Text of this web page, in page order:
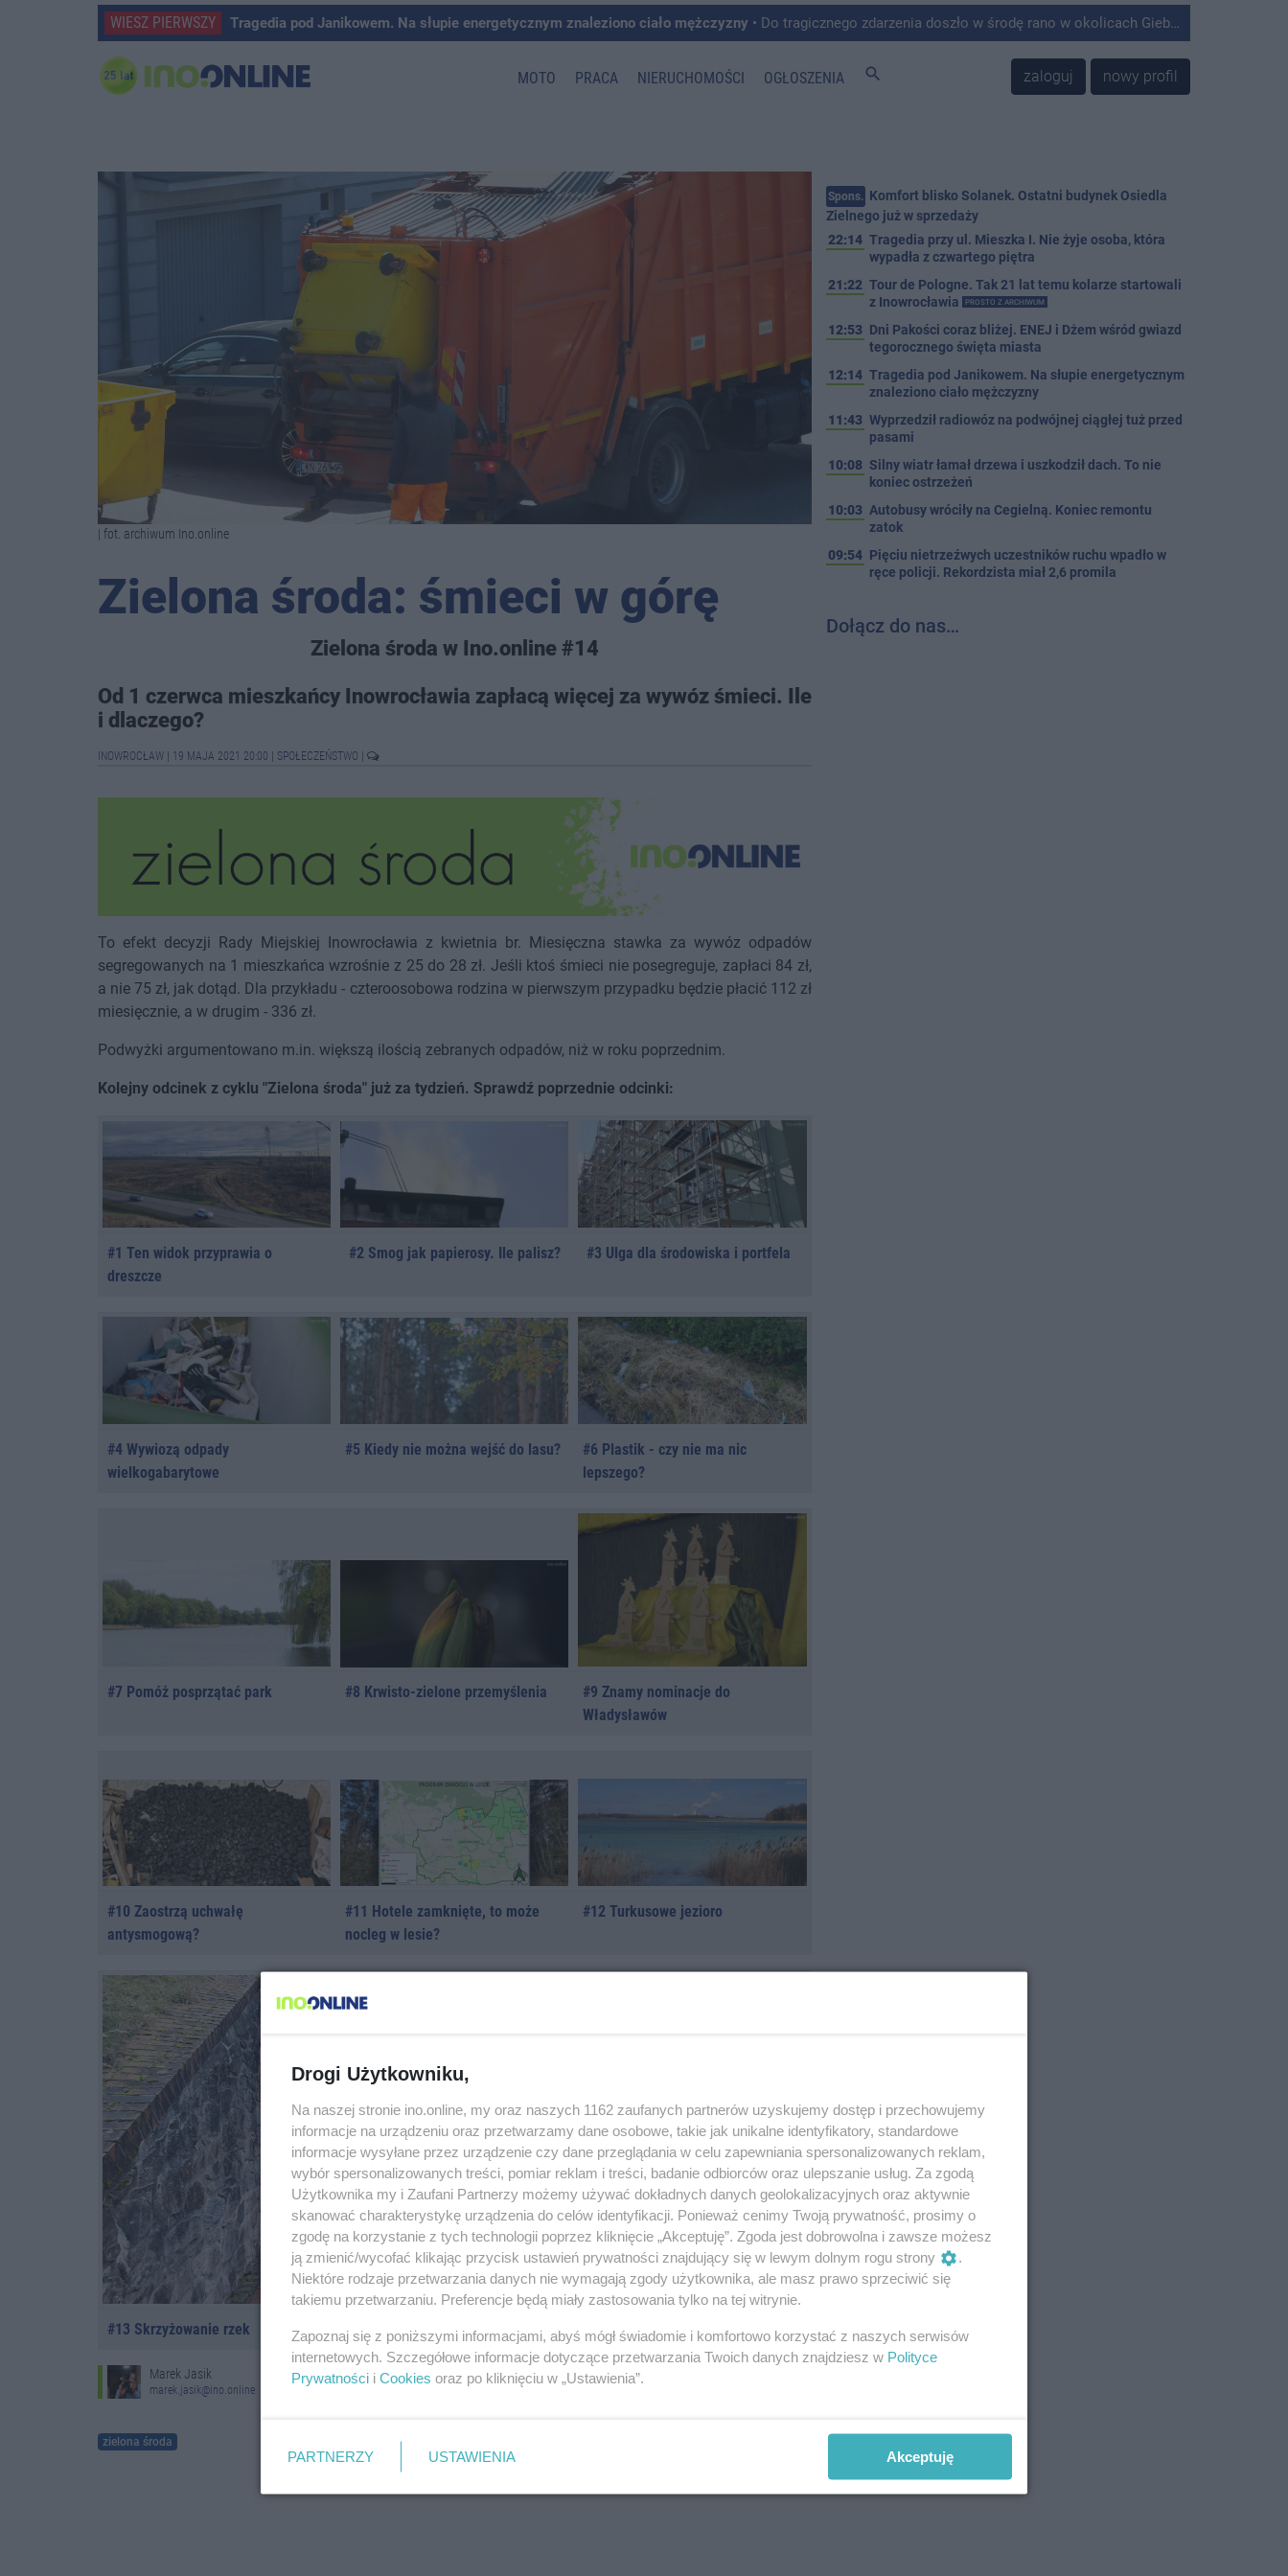
WIESZ PIERWSZY Tragedia pod Janikowem. Na słupie energetycznym znaleziono ciało mężczyzny • Do tragicznego zdarzenia doszło w środę rano w okolicach Giebni koło Janikowa. Wówczas na słupie energetycznym odnaleziono ciało mężczyzny.
MOTO PRACA NIERUCHOMOŚCI OGŁOSZENIA search zaloguj nowy profil
| fot. archiwum Ino.online
Zielona środa: śmieci w górę
Zielona środa w Ino.online #14
Od 1 czerwca mieszkańcy Inowrocławia zapłacą więcej za wywóz śmieci. Ile
i dlaczego?
INOWROCŁAW 19 MAJA 2021 20:00 SPOŁECZEŃSTWO
To efekt decyzji Rady Miejskiej Inowrocławia z kwietnia br. Miesięczna stawka za wywóz odpadów
segregowanych na 1 mieszkańca wzrośnie z 25 do 28 zł. Jeśli ktoś śmieci nie posegreguje, zapłaci 84 zł,
a nie 75 zł, jak dotąd. Dla przykładu - czteroosobowa rodzina w pierwszym przypadku będzie płacić 112 zł
miesięcznie, a w drugim - 336 zł.
Podwyżki argumentowano m.in. większą ilością zebranych odpadów, niż w roku poprzednim.
Kolejny odcinek z cyklu "Zielona środa" już za tydzień. Sprawdź poprzednie odcinki:
#1 Ten widok przyprawia o
dreszcze
#2 Smog jak papierosy. Ile palisz? #3 Ulga dla środowiska i portfela
#4 Wywiozą odpady
wielkogabarytowe
#5 Kiedy nie można wejść do lasu?
#6 Plastik - czy nie ma nic
lepszego?
#7 Pomóż posprzątać park #8 Krwisto-zielone przemyślenia
#9 Znamy nominacje do
Władysławów
#10 Zaostrzą uchwałę
antysmogową?
#11 Hotele zamknięte, to może
nocleg w lesie?
#12 Turkusowe jezioro
#13 Skrzyżowanie rzek
Marek Jasik
marek.jasik@ino.online
zielona środa
Spons. Komfort blisko Solanek. Ostatni budynek Osiedla
Zielnego już w sprzedaży
22:14 Tragedia przy ul. Mieszka I. Nie żyje osoba, która
wypadła z czwartego piętra
21:22 Tour de Pologne. Tak 21 lat temu kolarze startowali
z Inowrocławia
PROSTO Z ARCHIWUM
12:53 Dni Pakości coraz bliżej. ENEJ i Dżem wśród gwiazd
tegorocznego święta miasta
12:14 Tragedia pod Janikowem. Na słupie energetycznym
znaleziono ciało mężczyzny
11:43 Wyprzedził radiowóz na podwójnej ciągłej tuż przed
pasami
10:08 Silny wiatr łamał drzewa i uszkodził dach. To nie
koniec ostrzeżeń
10:03 Autobusy wróciły na Cegielną. Koniec remontu
zatok
09:54 Pięciu nietrzeźwych uczestników ruchu wpadło w
ręce policji. Rekordzista miał 2,6 promila
Dołącz do nas…
Drogi Użytkowniku,
Na naszej stronie ino.online, my oraz naszych 1162 zaufanych partnerów uzyskujemy dostęp i przechowujemy
informacje na urządzeniu oraz przetwarzamy dane osobowe, takie jak unikalne identyfikatory, standardowe
informacje wysyłane przez urządzenie czy dane przeglądania w celu zapewniania spersonalizowanych reklam,
wybór spersonalizowanych treści, pomiar reklam i treści, badanie odbiorców oraz ulepszanie usług. Za zgodą
Użytkownika my i Zaufani Partnerzy możemy używać dokładnych danych geolokalizacyjnych oraz aktywnie
skanować charakterystykę urządzenia do celów identyfikacji. Ponieważ cenimy Twoją prywatność, prosimy o
zgodę na korzystanie z tych technologii poprzez kliknięcie „Akceptuję”. Zgoda jest dobrowolna i zawsze możesz
ją zmienić/wycofać klikając przycisk ustawień prywatności znajdujący się w lewym dolnym rogu strony
.
Niektóre rodzaje przetwarzania danych nie wymagają zgody użytkownika, ale masz prawo sprzeciwić się
takiemu przetwarzaniu. Preferencje będą miały zastosowania tylko na tej witrynie.
Zapoznaj się z poniższymi informacjami, abyś mógł świadomie i komfortowo korzystać z naszych serwisów
internetowych. Szczegółowe informacje dotyczące przetwarzania Twoich danych znajdziesz w Polityce
Prywatności i Cookies oraz po kliknięciu w „Ustawienia”.
PARTNERZY USTAWIENIA Akceptuję